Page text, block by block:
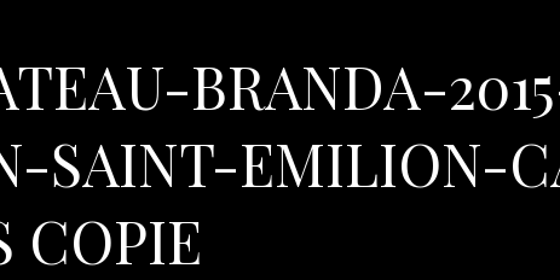
BRANDA-
SAINT-EMILION-
COPIE